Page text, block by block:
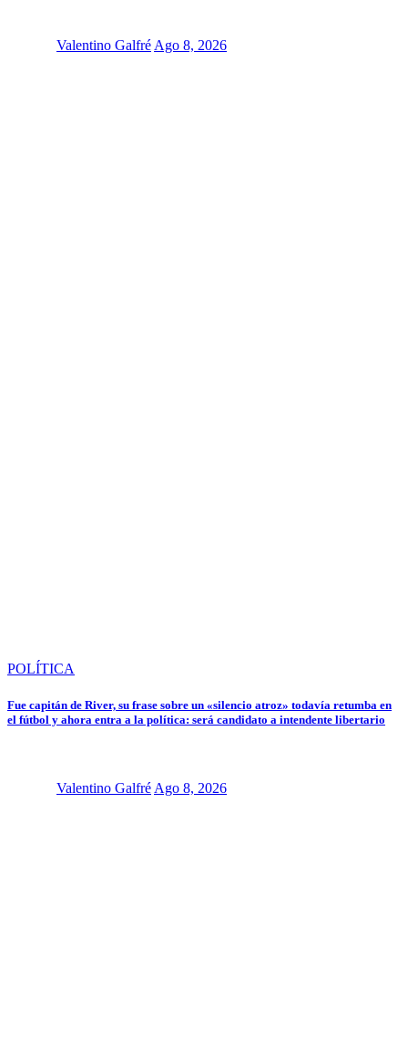
Valentino GalfréAgo 8, 2026
POLÍTICA
Fue capitán de River, su frase sobre un «silencio atroz» todavía retumba en
el fútbol y ahora entra a la política: será candidato a intendente libertario
Valentino Galfré Ago 8, 2026